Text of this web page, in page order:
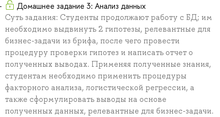
Домашнее задание 3: Анализ данных
Суть задания: Студенты продолжают работу с БД; им
необходимо выдвинуть 2 гипотезы, релевантные для
бизнес-задачи из брифа, после чего провести
процедуру проверки гипотез и написать отчет о
полученных выводах. Применяя полученные знания,
студентам необходимо применить процедуры
факторного анализа, логистической регрессии, а
также сформулировать выводы на основе
полученных данных, релевантные для бизнес-задачи.